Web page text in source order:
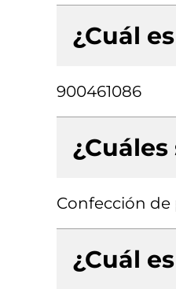
¿Cuál
900461086
Confección
¿Cuál